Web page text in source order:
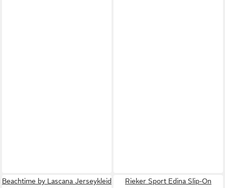
Beachtime by Lascana Jerseykleid
Rieker Sport Edina Slip-On